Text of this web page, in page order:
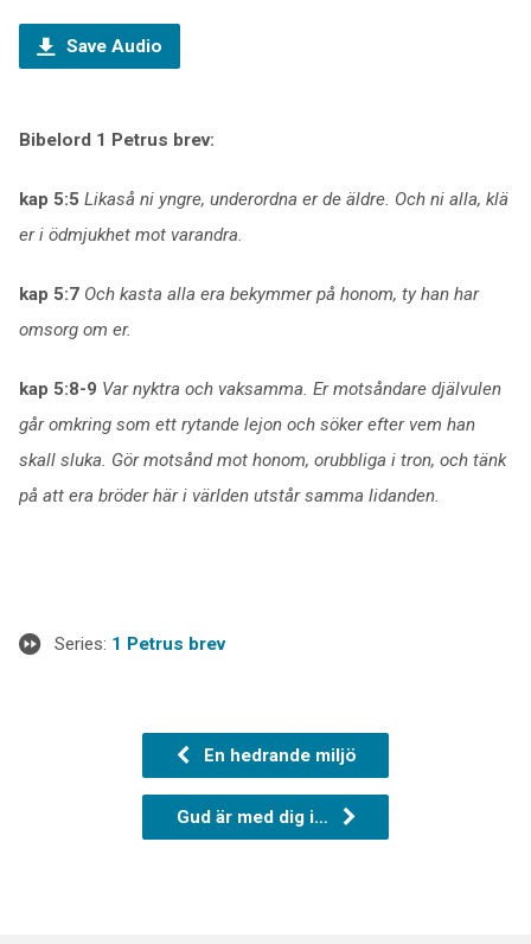
Save Audio
Bibelord 1 Petrus brev:
kap 5:5 Likaså ni yngre, underordna er de äldre. Och ni alla, klä
er i ödmjukhet mot varandra.
kap 5:7 Och kasta alla era bekymmer på honom, ty han har
omsorg om er.
kap 5:8-9 Var nyktra och vaksamma. Er motsåndare djälvulen
går omkring som ett rytande lejon och söker efter vem han
skall sluka. Gör motsånd mot honom, orubbliga i tron, och tänk
på att era bröder här i världen utstår samma lidanden.
Series: 1 Petrus brev
En hedrande miljö
Gud är med dig i…